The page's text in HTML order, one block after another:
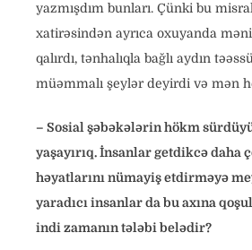
yazmışdım bunları. Çünki bu
xatirəsindən ayrıca oxuyanda
qalırdı, tənhalıqla bağlı aydın
müəmmalı şeylər deyirdi və mən
– Sosial şəbəkələrin hökm
yaşayırıq. İnsanlar getdikcə daha
həyatlarını nümayiş etdirməyə
yaradıcı insanlar da bu axına
indi zamanın tələbi belədir?